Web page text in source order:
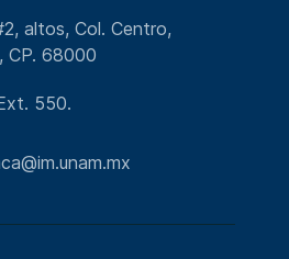
altos, Col. Centro,
CP. 68000
550.